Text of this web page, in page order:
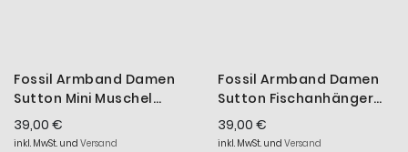
Fossil Armband Damen
Sutton Mini Muschel
Metall Gold-Ton
JA7313710
39,00 €
inkl. MwSt. und Versand
Fossil Armband Damen
Sutton Fischanhänger
Metall Gold-Ton
JA7310710
39,00 €
inkl. MwSt. und Versand